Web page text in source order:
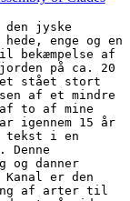
jyske
enge og en
bekæmpelse af
på ca. 20
stået stort
af et mindre
af to af mine
igennem 15 år
tekst i en
og danner
er den
af arter til